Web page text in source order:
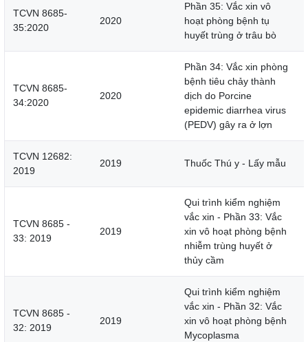
TCVN 8685-
35:2020
2020
Phần 35: Vắc xin vô
hoạt phòng bệnh tụ
huyết trùng ở trâu bò
TCVN 8685-
34:2020
2020
Phần 34: Vắc xin phòng
bệnh tiêu chảy thành
dịch do Porcine
epidemic diarrhea virus
(PEDV) gây ra ở lợn
TCVN 12682:
2019
2019 Thuốc Thú y - Lấy mẫu
TCVN 8685 -
33: 2019
2019
Qui trình kiểm nghiệm
vắc xin - Phần 33: Vắc
xin vô hoạt phòng bệnh
nhiễm trùng huyết ở
thủy cầm
TCVN 8685 -
32: 2019
2019
Qui trình kiểm nghiệm
vắc xin - Phần 32: Vắc
xin vô hoạt phòng bệnh
Mycoplasma